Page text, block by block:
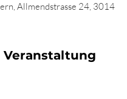
Allmendstrasse 24, 3014
Veranstaltung